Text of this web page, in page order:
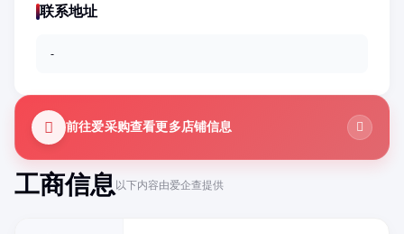
工商信息以下内容由爱企查提供
联系地址
-
前往爱采购查看更多店铺信息